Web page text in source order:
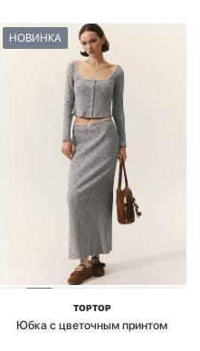
НОВИНКА
TOPTOP
Юбка с цветочным принтом